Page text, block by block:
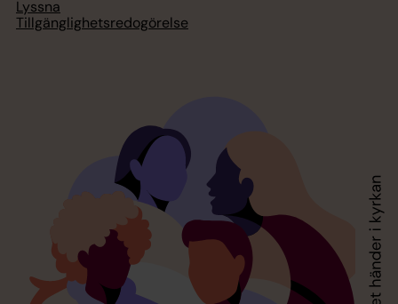
Lyssna
Tillgänglighetsredogörelse